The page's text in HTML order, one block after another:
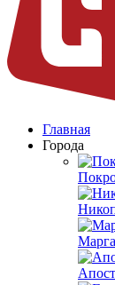
Главная
Города